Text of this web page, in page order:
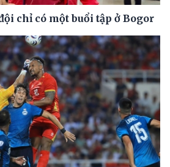
chỉ có một buổi tập ở Bogor